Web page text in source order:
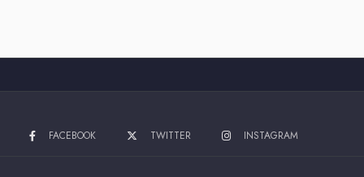
FACEBOOK TWITTER INSTAGRAM